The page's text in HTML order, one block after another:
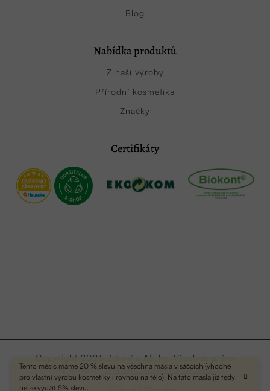
Tento měsíc máme 20 % slevu na všechna másla v sáčcích (vhodné
pro vlastní výrobu kosmetiky i rovnou na tělo). Na tato másla již tedy
nelze využít 5% slevu.
Blog
Nabídka produktů
Z naší výroby
Přírodní kosmetika
Značky
Certifikáty
Copyright 2026 Zdraví z Afriky . Všechna práva
vyhrazena.Upravit nastavení cookies